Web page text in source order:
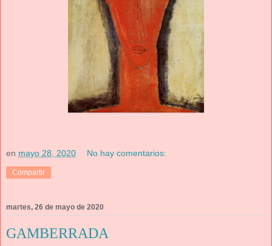
en mayo 28, 2020 No hay comentarios:
Compartir
martes, 26 de mayo de 2020
GAMBERRADA